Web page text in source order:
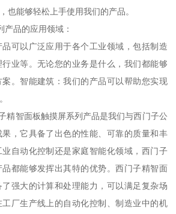
也能够轻松上手使用我们的产品。
产品的应用领域：
可以广泛应用于各个工业领域，包括制造
业等。无论您的业务是什么，我们都能够
。智能建筑：我们的产品可以帮助您实现
面板触摸屏系列产品是我们与西门子公
，它具备了出色的性能、可靠的质量和丰
自动化控制还是家庭智能化领域，西门子
都能够发挥出其特的优势。西门子精智面
强大的计算和处理能力，可以满足复杂场
厂生产线上的自动化控制、制造业中的机